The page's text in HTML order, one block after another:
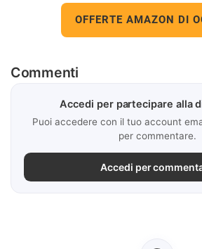
OFFERTE AMAZON DI
Commenti
Accedi per partecipare alla
Puoi accedere con il tuo account
per commentare.
Accedi per